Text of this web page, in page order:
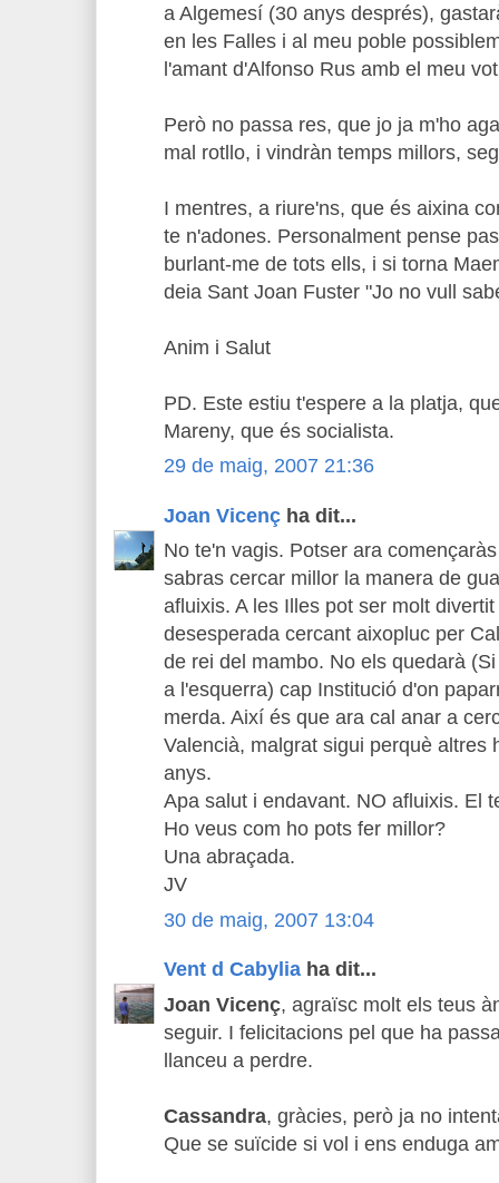
a Algemesí (30 anys després),
en les Falles i al meu poble
l'amant d'Alfonso Rus amb el meu
Però no passa res, que jo ja m'ho
mal rotllo, i vindràn temps millors,
I mentres, a riure'ns, que és aixina
te n'adones. Personalment pense
burlant-me de tots ells, i si torna
deia Sant Joan Fuster "Jo no vull
Anim i Salut
PD. Este estiu t'espere a la platja,
Mareny, que és socialista.
29 de maig, 2007 21:36
Joan Vicenç ha dit...
No te'n vagis. Potser ara
sabras cercar millor la manera de
afluixis. A les Illes pot ser molt
desesperada cercant aixopluc per
de rei del mambo. No els quedarà
a l'esquerra) cap Institució d'on
merda. Així és que ara cal anar a
Valencià, malgrat sigui perquè altres
anys.
Apa salut i endavant. NO afluixis. El
Ho veus com ho pots fer millor?
Una abraçada.
JV
30 de maig, 2007 13:04
Vent d Cabylia ha dit...
Joan Vicenç, agraïsc molt els teus
seguir. I felicitacions pel que ha
llanceu a perdre.
Cassandra, gràcies, però ja no
Que se suïcide si vol i ens enduga